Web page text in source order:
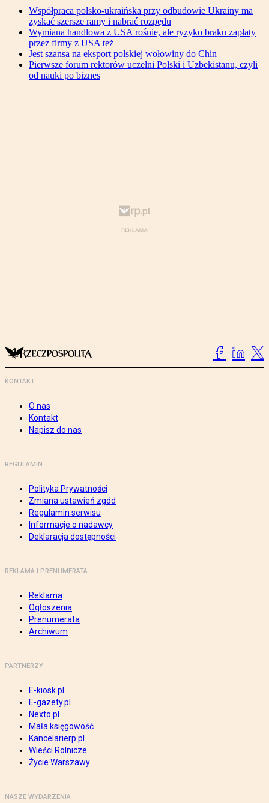
Współpraca polsko-ukraińska przy odbudowie Ukrainy ma
zyskać szersze ramy i nabrać rozpędu
Wymiana handlowa z USA rośnie, ale ryzyko braku zapłaty
przez firmy z USA też
Jest szansa na eksport polskiej wołowiny do Chin
Pierwsze forum rektorów uczelni Polski i Uzbekistanu, czyli
od nauki po biznes
KONTAKT
O nas
Kontakt
Napisz do nas
REGULAMIN
Polityka Prywatności
Zmiana ustawień zgód
Regulamin serwisu
Informacje o nadawcy
Deklaracja dostępności
REKLAMA I PRENUMERATA
Reklama
Ogłoszenia
Prenumerata
Archiwum
PARTNERZY
E-kiosk.pl
E-gazety.pl
Nexto.pl
Mała księgowość
Kancelarierp.pl
Wieści Rolnicze
Życie Warszawy
NASZE WYDARZENIA